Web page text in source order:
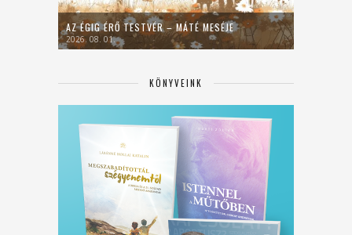
AZ ÉGIG ÉRŐ TESTVÉR – MÁTÉ MESÉJE
2026. 08. 01.
KÖNYVEINK